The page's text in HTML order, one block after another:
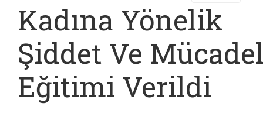
Kadına Yönelik
Şiddet Ve
Eğitimi Verildi